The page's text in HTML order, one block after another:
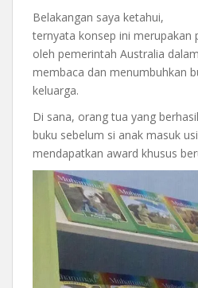
Belakangan saya ketahui,
ternyata konsep ini merupakan
oleh pemerintah Australia
membaca dan menumbuhkan
keluarga.
Di sana, orang tua yang
buku sebelum si anak masuk
mendapatkan award khusus